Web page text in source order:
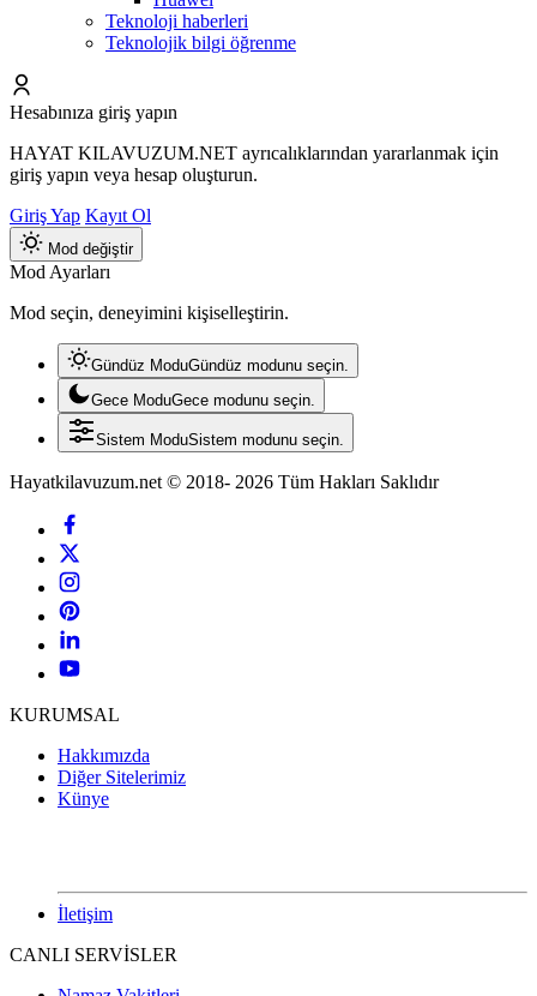
Teknoloji haberleri
Teknolojik bilgi öğrenme
Hesabınıza giriş yapın
HAYAT KILAVUZUM.NET ayrıcalıklarından yararlanmak için
giriş yapın veya hesap oluşturun.
Giriş Yap Kayıt Ol
Mod değiştir
Mod Ayarları
Mod seçin, deneyimini kişiselleştirin.
Gündüz ModuGündüz modunu seçin.
Gece ModuGece modunu seçin.
Sistem ModuSistem modunu seçin.
Hayatkilavuzum.net © 2018- 2026 Tüm Hakları Saklıdır
KURUMSAL
Hakkımızda
Diğer Sitelerimiz
Künye
İletişim
CANLI SERVİSLER